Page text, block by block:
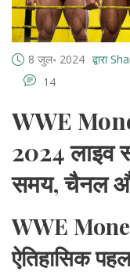
8 जुल॰ 2024 द्वारा
14
WWE
2024 लाइव
समय, चैनल
WWE
ऐतिहासिक पहल